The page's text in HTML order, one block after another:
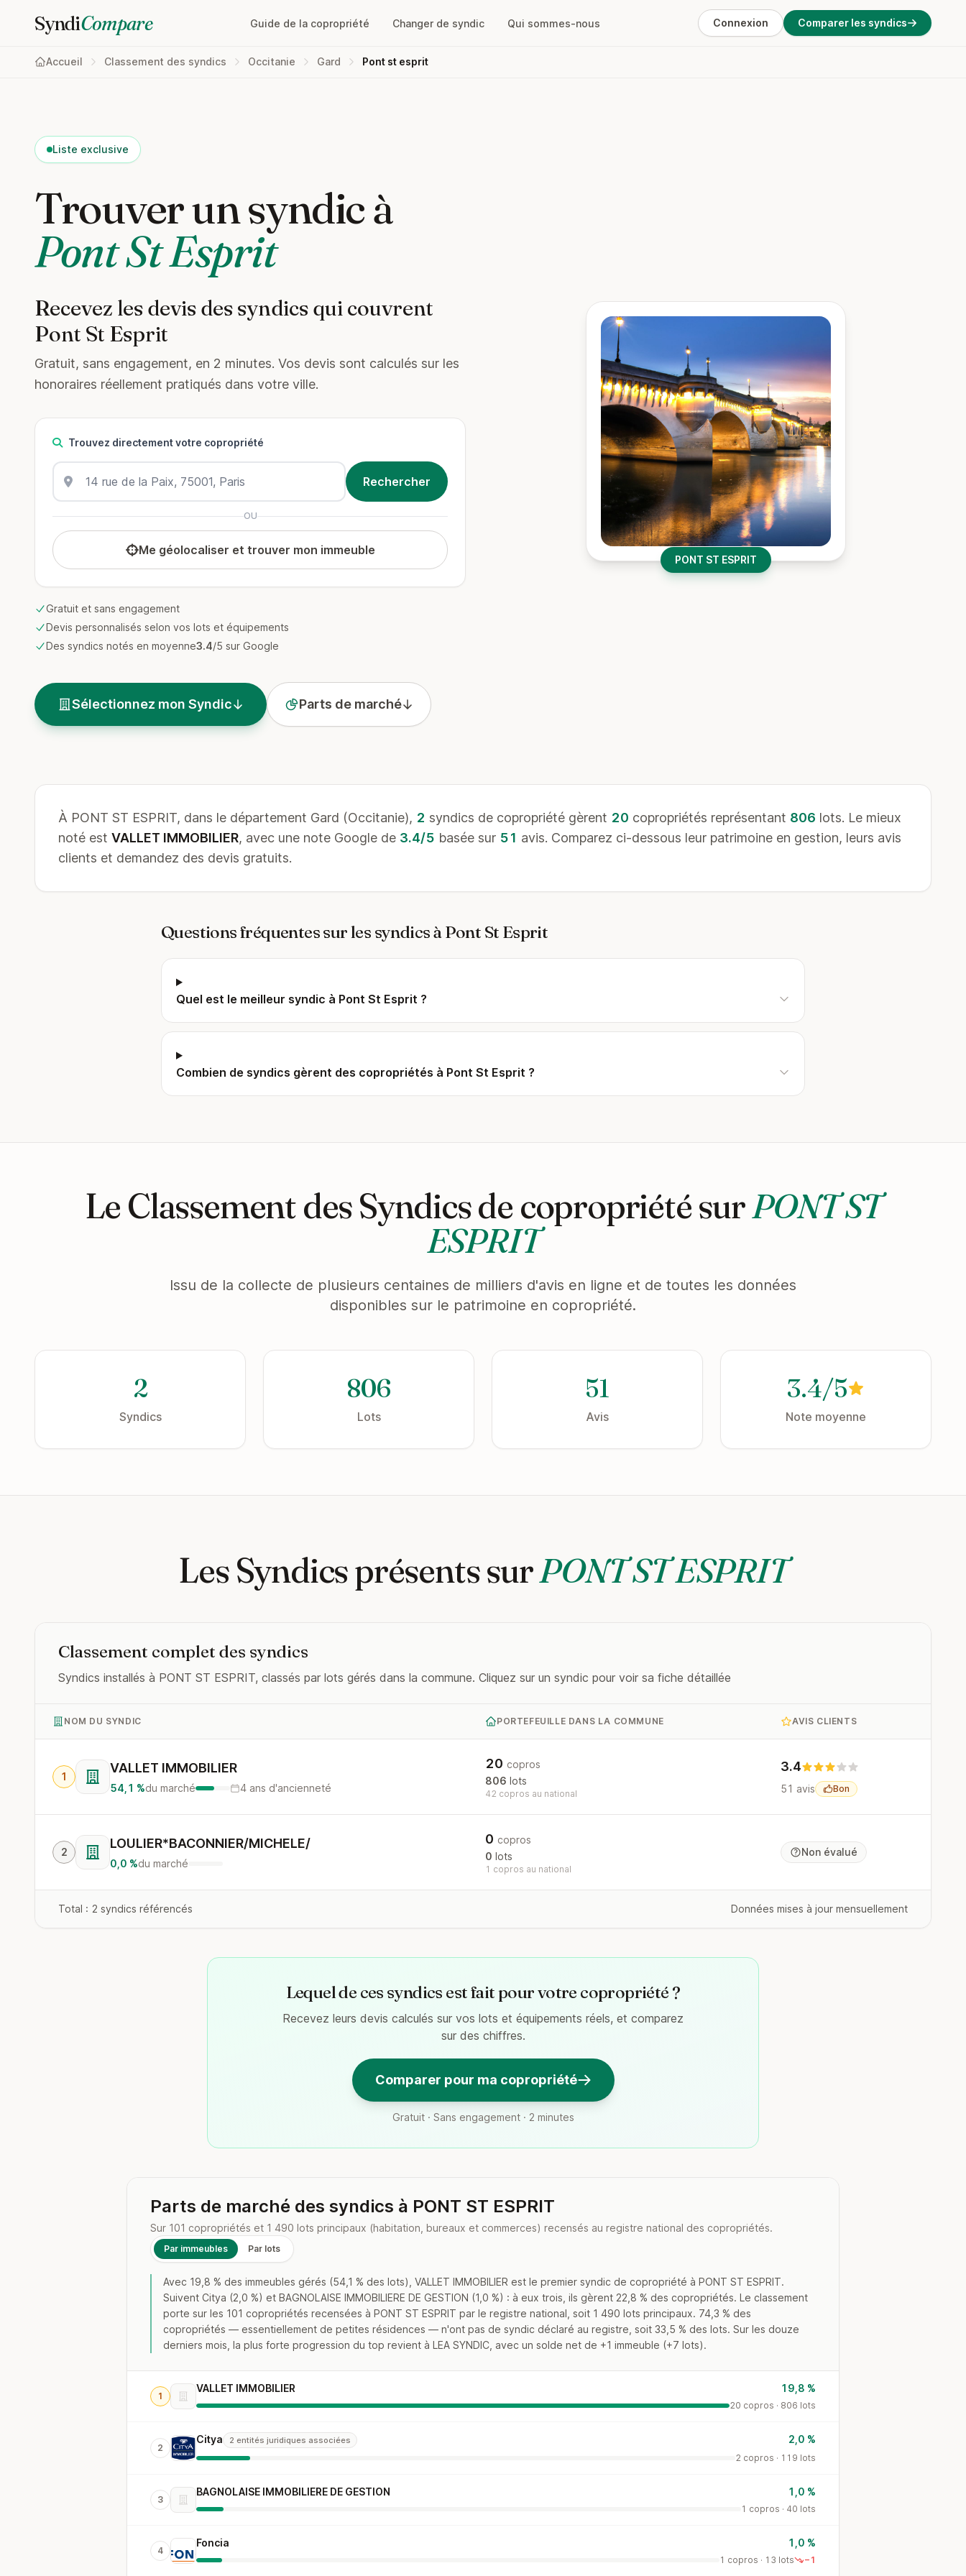
SyndiCompare Guide de la copropriété Changer de syndic Qui sommes-nous Connexion Comparer les syndics
Accueil Classement des syndics Occitanie Gard Pont st esprit
Liste exclusive
Trouver un syndic à
Pont St Esprit
Recevez les devis des syndics qui couvrent
Pont St Esprit
Gratuit, sans engagement, en 2 minutes. Vos devis sont calculés sur les
honoraires réellement pratiqués dans votre ville.
Trouvez directement votre copropriété
OU
Me géolocaliser et trouver mon immeuble
Gratuit et sans engagement
Devis personnalisés selon vos lots et équipements
Des syndics notés en moyenne3.4/5 sur Google
Sélectionnez mon Syndic Parts de marché
PONT ST ESPRIT
À PONT ST ESPRIT, dans le département Gard (Occitanie), 2 syndics de copropriété gèrent 20 copropriétés représentant 806 lots. Le mieux
noté est VALLET IMMOBILIER, avec une note Google de 3.4/5 basée sur 51 avis. Comparez ci-dessous leur patrimoine en gestion, leurs avis
clients et demandez des devis gratuits.
Questions fréquentes sur les syndics à Pont St Esprit
Quel est le meilleur syndic à Pont St Esprit ?
Combien de syndics gèrent des copropriétés à Pont St Esprit ?
Le Classement des Syndics de copropriété surPONT ST
ESPRIT
Issu de la collecte de plusieurs centaines de milliers d'avis en ligne et de toutes les données
disponibles sur le patrimoine en copropriété.
2
Syndics
806
Lots
51
Avis
3.4/5
Note moyenne
Les Syndics présents surPONT ST ESPRIT
Classement complet des syndics
Syndics installés à PONT ST ESPRIT, classés par lots gérés dans la commune. Cliquez sur un syndic pour voir sa fiche détaillée
NOM DU SYNDIC PORTEFEUILLE DANS LA COMMUNE AVIS CLIENTS
1
VALLET IMMOBILIER
54,1 %du marché 4 ans d'ancienneté
20 copros
806 lots
42 copros au national
3.4
51 avis Bon
2
LOULIER*BACONNIER/MICHELE/
0,0 %du marché
0 copros
0 lots
1 copros au national
Non évalué
Total : 2 syndics référencés Données mises à jour mensuellement
Lequel de ces syndics est fait pour votre copropriété ?
Recevez leurs devis calculés sur vos lots et équipements réels, et comparez
sur des chiffres.
Comparer pour ma copropriété
Gratuit · Sans engagement · 2 minutes
Parts de marché des syndics à PONT ST ESPRIT
Sur 101 copropriétés et 1 490 lots principaux (habitation, bureaux et commerces) recensés au registre national des copropriétés.
Par immeubles Par lots
Avec 19,8 % des immeubles gérés (54,1 % des lots), VALLET IMMOBILIER est le premier syndic de copropriété à PONT ST ESPRIT.
Suivent Citya (2,0 %) et BAGNOLAISE IMMOBILIERE DE GESTION (1,0 %) : à eux trois, ils gèrent 22,8 % des copropriétés. Le classement
porte sur les 101 copropriétés recensées à PONT ST ESPRIT par le registre national, soit 1 490 lots principaux. 74,3 % des
copropriétés — essentiellement de petites résidences — n'ont pas de syndic déclaré au registre, soit 33,5 % des lots. Sur les douze
derniers mois, la plus forte progression du top revient à LEA SYNDIC, avec un solde net de +1 immeuble (+7 lots).
1
VALLET IMMOBILIER 19,8 %
20 copros · 806 lots
2
Citya 2 entités juridiques associées 2,0 %
2 copros · 119 lots
3
BAGNOLAISE IMMOBILIERE DE GESTION 1,0 %
1 copros · 40 lots
4
Foncia 1,0 %
1 copros · 13 lots −1